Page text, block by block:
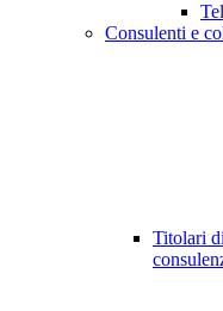
Consulenti e
Titolari